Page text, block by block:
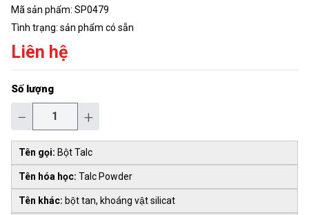
Mã sản phẩm: SP0479
Tình trạng: sản phẩm có sẵn
Liên hệ
Số lượng
− +
Tên gọi: Bột Talc
Tên hóa học: Talc Powder
Tên khác: bột tan, khoáng vật silicat